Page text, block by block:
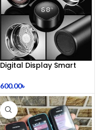
Digital Display Smart
600.00৳